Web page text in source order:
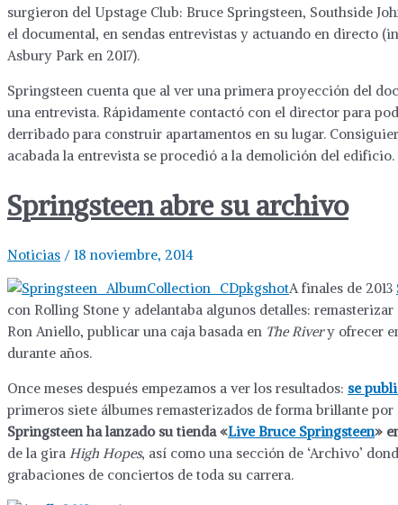
surgieron del Upstage Club: Bruce Springsteen, Southside
el documental, en sendas entrevistas y actuando en directo
Asbury Park en 2017).
Springsteen cuenta que al ver una primera proyección del
una entrevista. Rápidamente contactó con el director para
derribado para construir apartamentos en su lugar.
acabada la entrevista se procedió a la demolición del edificio.
Springsteen abre su archivo
Noticias / 18 noviembre, 2014
A finales de 2013
con Rolling Stone y adelantaba algunos detalles:
Ron Aniello, publicar una caja basada en The Rivery ofrecer
durante años.
Once meses después empezamos a ver los resultados: se
primeros siete álbumes remasterizados de forma brillante
Springsteen ha lanzado su tienda «Live Bruce Springsteen»
de la gira High Hopes, así como una sección de ‘Archivo’
grabaciones de conciertos de toda su carrera.